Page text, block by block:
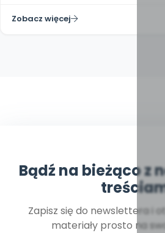
Zobacz więcej
Bądź na bieżąco z
Zapisz się do newslettera i
materiały prosto na